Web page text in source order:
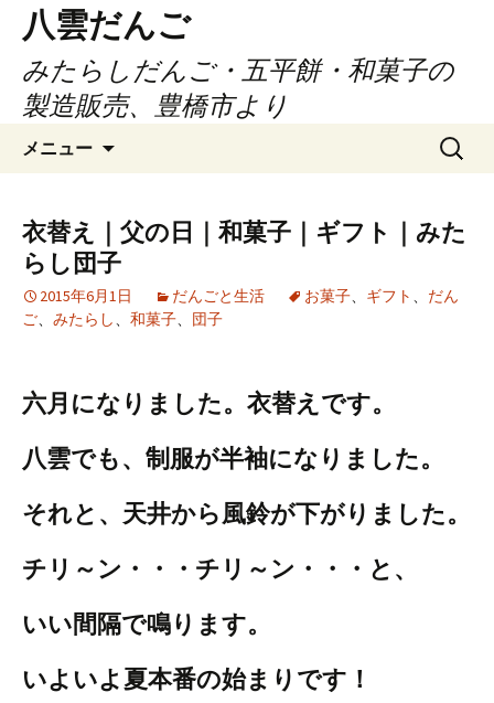
ツ
ス
八雲だんご
みたらしだんご・五平餅・和菓子の
製造販売、豊橋市より
メニュー
検
索:
衣替え｜父の日｜和菓子｜ギフト｜みた
らし団子
2015年6月1日 だんごと生活 お菓子、 ギフト 、 だん
ご、 みたらし、 和菓子、 団子
六月になりました。衣替えです。
八雲でも、制服が半袖になりました。
それと、天井から風鈴が下がりました。
チリ～ン・・・チリ～ン・・・と、
いい間隔で鳴ります。
いよいよ夏本番の始まりです！